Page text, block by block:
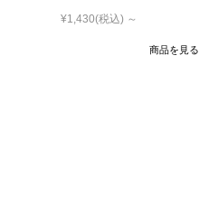
¥1,430(税込) ～
商品を見る